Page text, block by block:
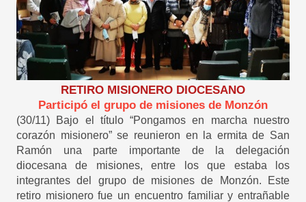
RETIRO MISIONERO DIOCESANO
Participó el grupo de misiones de Monzón
(30/11) Bajo el título “Pongamos en marcha nuestro
corazón misionero” se reunieron en la ermita de San
Ramón una parte importante de la delegación
diocesana de misiones, entre los que estaba los
integrantes del grupo de misiones de Monzón. Este
retiro misionero fue un encuentro familiar y entrañable